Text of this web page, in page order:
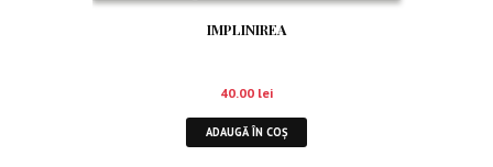
IMPLINIREA
40.00 lei
ADAUGĂ ÎN COȘ